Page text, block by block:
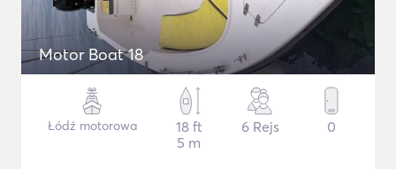
Motor Boat 18
Łódź motorowa
18 ft
5 m
6 Rejs 0